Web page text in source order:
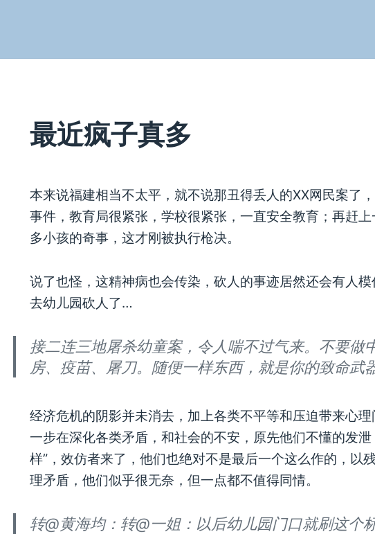
最近疯子真多
本来说福建相当不太平，就不说那丑得丢人的XX网民案了
事件，教育局很紧张，学校很紧张，一直安全教育；再赶上
多小孩的奇事，这才刚被执行枪决。
说了也怪，这精神病也会传染，砍人的事迹居然还会有人
去幼儿园砍人了…
接二连三地屠杀幼童案，令人喘不过气来。不要做
房、疫苗、屠刀。随便一样东西，就是你的致命武器
经济危机的阴影并未消去，加上各类不平等和压迫带来心
一步在深化各类矛盾，和社会的不安，原先他们不懂的发
样”，效仿者来了，他们也绝对不是最后一个这么作的，以
理矛盾，他们似乎很无奈，但一点都不值得同情。
转@黄海均：转@一姐：以后幼儿园门口就刷这个